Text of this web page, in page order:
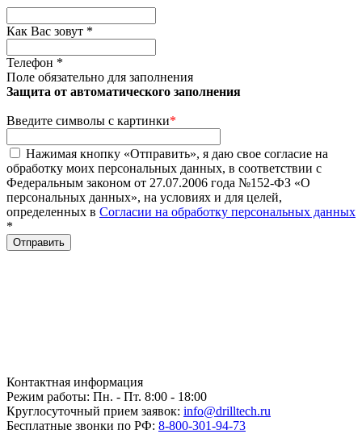
Как Вас зовут *
Телефон *
Поле обязательно для заполнения
Защита от автоматического заполнения
Введите символы с картинки*
Нажимая кнопку «Отправить», я даю свое согласие на
обработку моих персональных данных, в соответствии с
Федеральным законом от 27.07.2006 года №152-ФЗ «О
персональных данных», на условиях и для целей,
определенных в Согласии на обработку персональных данных
*
Отправить
Контактная информация
Режим работы: Пн. - Пт. 8:00 - 18:00
Круглосуточный прием заявок: info@drilltech.ru
Бесплатные звонки по РФ: 8-800-301-94-73